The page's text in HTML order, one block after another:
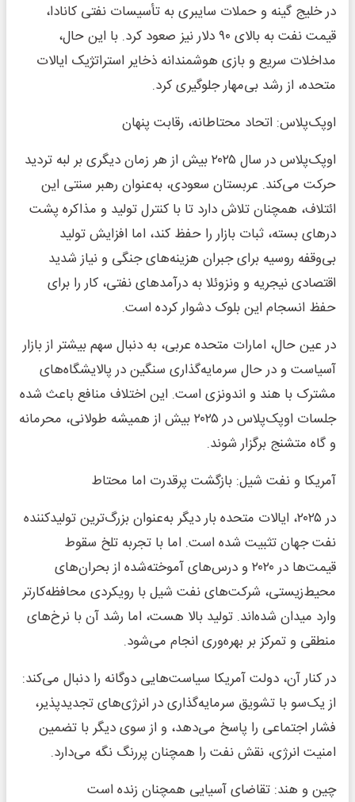
در خلیج گینه و حملات سایبری به تأسیسات نفتی کانادا،
قیمت نفت به بالای ۹۰ دلار نیز صعود کرد. با این حال،
مداخلات سریع و بازی هوشمندانه ذخایر استراتژیک ایالات
متحده، از رشد بی‌مهار جلوگیری کرد.
اوپک‌پلاس: اتحاد محتاطانه، رقابت پنهان
اوپک‌پلاس در سال ۲۰۲۵ بیش از هر زمان دیگری بر لبه تردید
حرکت می‌کند. عربستان سعودی، به‌عنوان رهبر سنتی این
ائتلاف، همچنان تلاش دارد تا با کنترل تولید و مذاکره پشت
درهای بسته، ثبات بازار را حفظ کند، اما افزایش تولید
بی‌وقفه روسیه برای جبران هزینه‌های جنگی و نیاز شدید
اقتصادی نیجریه و ونزوئلا به درآمدهای نفتی، کار را برای
حفظ انسجام این بلوک دشوار کرده است.
در عین حال، امارات متحده عربی، به دنبال سهم بیشتر از بازار
آسیاست و در حال سرمایه‌گذاری سنگین در پالایشگاه‌های
مشترک با هند و اندونزی است. این اختلاف منافع باعث شده
جلسات اوپک‌پلاس در ۲۰۲۵ بیش از همیشه طولانی، محرمانه
و گاه متشنج برگزار شوند.
آمریکا و نفت شیل: بازگشت پرقدرت اما محتاط
در ۲۰۲۵، ایالات متحده بار دیگر به‌عنوان بزرگ‌ترین تولیدکننده
نفت جهان تثبیت شده است. اما با تجربه تلخ سقوط
قیمت‌ها در ۲۰۲۰ و درس‌های آموخته‌شده از بحران‌های
محیط‌زیستی، شرکت‌های نفت شیل با رویکردی محافظه‌کارتر
وارد میدان شده‌اند. تولید بالا هست، اما رشد آن با نرخ‌های
منطقی و تمرکز بر بهره‌وری انجام می‌شود.
در کنار آن، دولت آمریکا سیاست‌هایی دوگانه را دنبال می‌کند:
از یک‌سو با تشویق سرمایه‌گذاری در انرژی‌های تجدیدپذیر،
فشار اجتماعی را پاسخ می‌دهد، و از سوی دیگر با تضمین
امنیت انرژی، نقش نفت را همچنان پررنگ نگه می‌دارد.
چین و هند: تقاضای آسیایی همچنان زنده است